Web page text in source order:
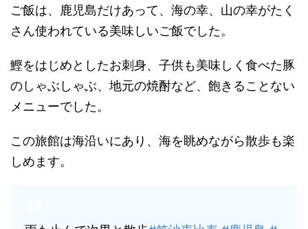
ご飯は、鹿児島だけあって、海の幸、山の幸がたく
さん使われている美味しいご飯でした。
鰹をはじめとしたお刺身、子供も美味しく食べた豚
のしゃぶしゃぶ、地元の焼酎など、飽きることない
メニューでした。
この旅館は海沿いにあり、海を眺めながら散歩も楽
しめます。